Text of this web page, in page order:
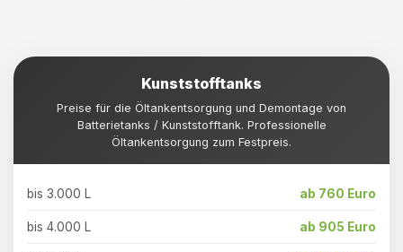
Kunststofftanks
Preise für die Öltankentsorgung und Demontage von
Batterietanks / Kunststofftank. Professionelle
Öltankentsorgung zum Festpreis.
bis 3.000 L ab 760 Euro
bis 4.000 L ab 905 Euro